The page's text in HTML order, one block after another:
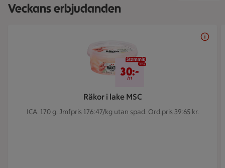
Veckans erbjudanden
Räkor i lake MSC
ICA. 170 g. Jmfpris 176:47/kg utan spad. Ord.pris 39:65 kr.
30 kr/st
30:-
/st